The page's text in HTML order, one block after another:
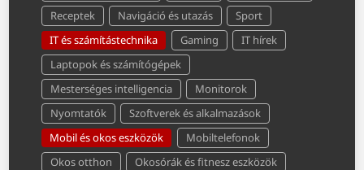
Receptek
Navigáció és utazás
Sport
IT és számítástechnika
Gaming
IT hírek
Laptopok és számítógépek
Mesterséges intelligencia
Monitorok
Nyomtatók
Szoftverek és alkalmazások
Mobil és okos eszközök
Mobiltelefonok
Okos otthon
Okosórák és fitnesz eszközök